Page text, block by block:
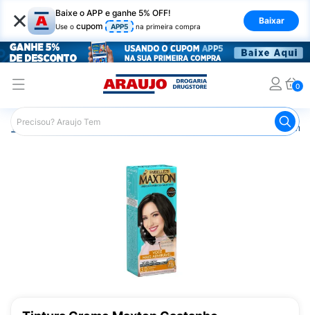
× Baixe o APP e ganhe 5% OFF!
Use o cupom APP5 na primeira compra
Baixar
0
Araujo Cabelo Coloração